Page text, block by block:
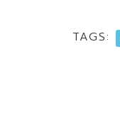
TAGS: